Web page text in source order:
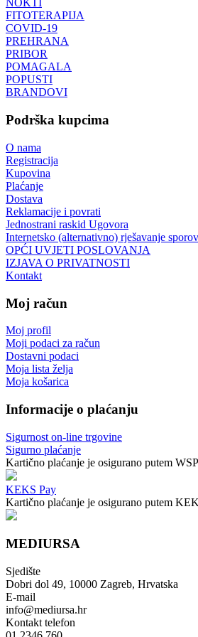
NOKTI
FITOTERAPIJA
COVID-19
PREHRANA
PRIBOR
POMAGALA
POPUSTI
BRANDOVI
Podrška kupcima
O nama
Registracija
Kupovina
Plaćanje
Dostava
Reklamacije i povrati
Jednostrani raskid Ugovora
Internetsko (alternativno) rješavanje
OPĆI UVJETI POSLOVANJA
IZJAVA O PRIVATNOSTI
Kontakt
Moj račun
Moj profil
Moji podaci za račun
Dostavni podaci
Moja lista želja
Moja košarica
Informacije o plaćanju
Sigurnost on-line trgovine
Sigurno plaćanje
Kartično plaćanje je osigurano putem
KEKS Pay
Kartično plaćanje je osigurano putem
MEDIURSA
Sjedište
Dobri dol 49, 10000 Zagreb, Hrvatska
E-mail
info@mediursa.hr
Kontakt telefon